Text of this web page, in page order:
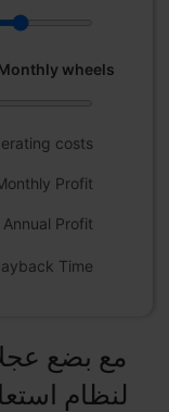
wheels
costs
Profit
Annual Profit
Time
مع بضع
لنظام